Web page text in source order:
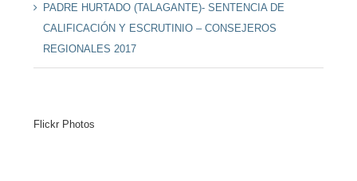
PADRE HURTADO (TALAGANTE)- SENTENCIA DE
CALIFICACIÓN Y ESCRUTINIO – CONSEJEROS
REGIONALES 2017
Flickr Photos